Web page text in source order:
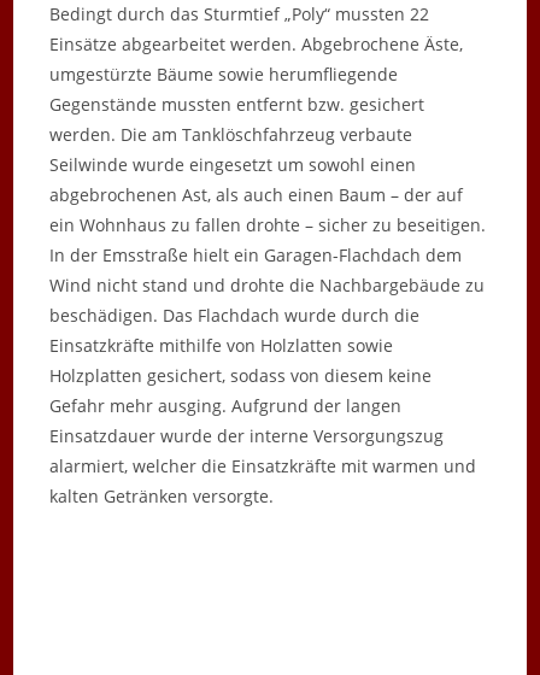
Bedingt durch das Sturmtief „Poly“ mussten 22
Einsätze abgearbeitet werden. Abgebrochene Äste,
umgestürzte Bäume sowie herumfliegende
Gegenstände mussten entfernt bzw. gesichert
werden. Die am Tanklöschfahrzeug verbaute
Seilwinde wurde eingesetzt um sowohl einen
abgebrochenen Ast, als auch einen Baum – der auf
ein Wohnhaus zu fallen drohte – sicher zu beseitigen.
In der Emsstraße hielt ein Garagen-Flachdach dem
Wind nicht stand und drohte die Nachbargebäude zu
beschädigen. Das Flachdach wurde durch die
Einsatzkräfte mithilfe von Holzlatten sowie
Holzplatten gesichert, sodass von diesem keine
Gefahr mehr ausging. Aufgrund der langen
Einsatzdauer wurde der interne Versorgungszug
alarmiert, welcher die Einsatzkräfte mit warmen und
kalten Getränken versorgte.